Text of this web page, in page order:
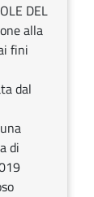
DEL
alla
fini
dal
di